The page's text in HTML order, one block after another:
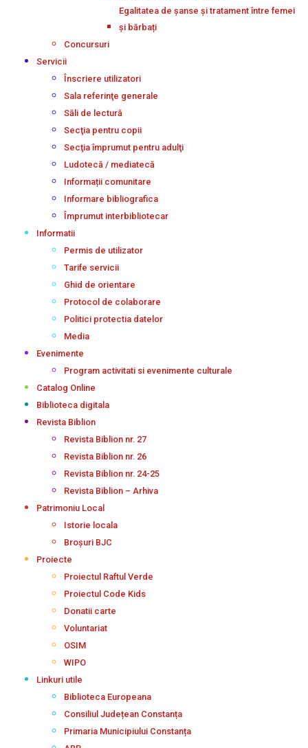
Egalitatea de șanse și tratament între femei
și bărbați
Concursuri
Servicii
Înscriere utilizatori
Sala referinţe generale
Săli de lectură
Secţia pentru copii
Secţia împrumut pentru adulţi
Ludotecă / mediatecă
Informații comunitare
Informare bibliografica
Împrumut interbibliotecar
Informatii
Permis de utilizator
Tarife servicii
Ghid de orientare
Protocol de colaborare
Politici protectia datelor
Media
Evenimente
Program activitati si evenimente culturale
Catalog Online
Biblioteca digitala
Revista Biblion
Revista Biblion nr. 27
Revista Biblion nr. 26
Revista Biblion nr. 24-25
Revista Biblion – Arhiva
Patrimoniu Local
Istorie locala
Broșuri BJC
Proiecte
Proiectul Raftul Verde
Proiectul Code Kids
Donatii carte
Voluntariat
OSIM
WIPO
Linkuri utile
Biblioteca Europeana
Consiliul Județean Constanța
Primaria Municipiului Constanța